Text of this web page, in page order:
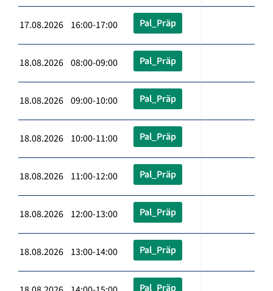
17.08.2026 16:00-17:00 Pal_Präp
18.08.2026 08:00-09:00 Pal_Präp
18.08.2026 09:00-10:00 Pal_Präp
18.08.2026 10:00-11:00 Pal_Präp
18.08.2026 11:00-12:00 Pal_Präp
18.08.2026 12:00-13:00 Pal_Präp
18.08.2026 13:00-14:00 Pal_Präp
Pal_Präp